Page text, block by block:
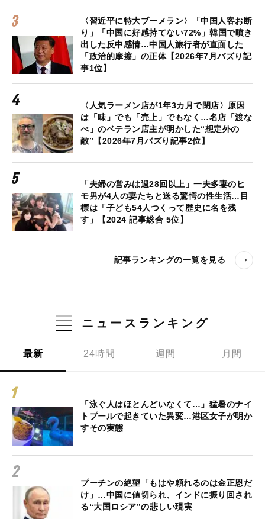
〈習近平に特大ブーメラン〉「中国人客お断
り」「中国に好感持てない72%」韓国で噴き
出した反中感情…中国人旅行者が直面した
「政治的摩擦」の正体【2026年7月バズり記
事1位】
〈人気ラーメン店が1年3カ月で閉店〉原因
は「味」でも「売上」でもなく…名店「渡な
べ」のベテラン店主が明かした“想定外の
敵”【2026年7月バズり記事2位】
「夫婦の営みは週28回以上」一夫多妻のヒ
モ男が4人の妻たちと送る驚愕の性生活…目
標は「子ども54人つくって歴史に名を残
す」【2024 記事総合 5位】
記事ランキングの一覧を見る
ニュースランキング
最新 24時間 週間 月間
「泳ぐ人はほとんどいなくて…」猛暑のナイ
トプールで起きていた異変…港区女子が明か
すその実態
プーチンの絶望「もはや頼れるのは金正恩だ
け」…中国に値切られ、インドに振り回され
る“大国ロシア”の悲しい現実